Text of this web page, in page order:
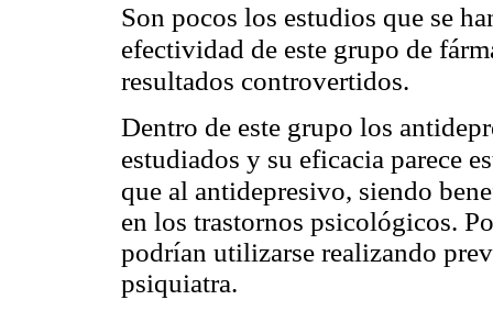
Son pocos los estudios que se
efectividad de este grupo de
resultados controvertidos.
Dentro de este grupo los
estudiados y su eficacia parece
que al antidepresivo, siendo
en los trastornos psicológicos.
podrían utilizarse realizando
psiquiatra.